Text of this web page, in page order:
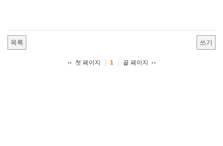
목록 쓰기
첫 페이지 1 끝 페이지